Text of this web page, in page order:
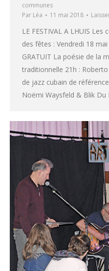
communes
Par Léa 11 mai 2018
LE FESTIVAL A LHUIS
des fêtes : Vendredi 18
GRATUIT La poésie de la
traditionnelle 21h :
de jazz cubain de
Noëmi Waysfeld & Blik